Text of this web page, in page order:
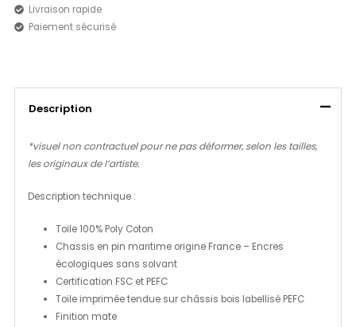
Livraison rapide
Paiement sécurisé
Description
*visuel non contractuel pour ne pas déformer, selon les tailles,
les originaux de l’artiste.
Description technique :
Toile 100% Poly Coton
Chassis en pin maritime origine France – Encres
écologiques sans solvant
Certification FSC et PEFC
Toile imprimée tendue sur châssis bois labellisé PEFC
Finition mate